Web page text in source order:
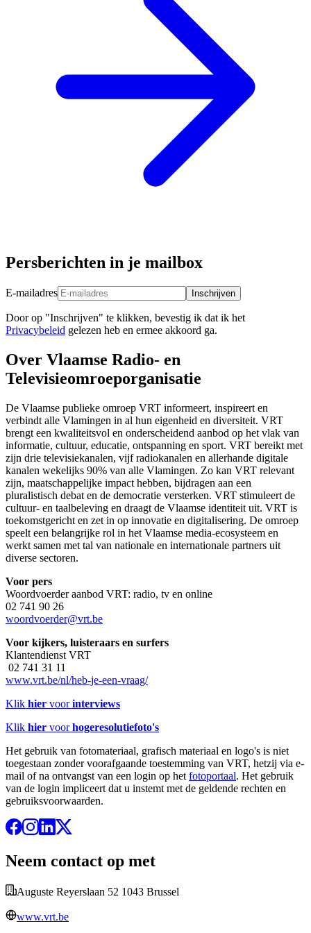
Persberichten in je mailbox
E-mailadres Inschrijven
Door op "Inschrijven" te klikken, bevestig ik dat ik het
Privacybeleid gelezen heb en ermee akkoord ga.
Over Vlaamse Radio- en
Televisieomroeporganisatie
De Vlaamse publieke omroep VRT informeert, inspireert en
verbindt alle Vlamingen in al hun eigenheid en diversiteit. VRT
brengt een kwaliteitsvol en onderscheidend aanbod op het vlak van
informatie, cultuur, educatie, ontspanning en sport. VRT bereikt met
zijn drie televisiekanalen, vijf radiokanalen en allerhande digitale
kanalen wekelijks 90% van alle Vlamingen. Zo kan VRT relevant
zijn, maatschappelijke impact hebben, bijdragen aan een
pluralistisch debat en de democratie versterken. VRT stimuleert de
cultuur- en taalbeleving en draagt de Vlaamse identiteit uit. VRT is
toekomstgericht en zet in op innovatie en digitalisering. De omroep
speelt een belangrijke rol in het Vlaamse media-ecosysteem en
werkt samen met tal van nationale en internationale partners uit
diverse sectoren.
Voor pers
Woordvoerder aanbod VRT: radio, tv en online
02 741 90 26
woordvoerder@vrt.be
Voor kijkers, luisteraars en surfers
Klantendienst VRT
02 741 31 11
www.vrt.be/nl/heb-je-een-vraag/
Klik hier voorinterviews
Klik hier voorhogeresolutiefoto's
Het gebruik van fotomateriaal, grafisch materiaal en logo's is niet
toegestaan zonder voorafgaande toestemming van VRT, hetzij via e-
mail of na ontvangst van een login op het fotoportaal. Het gebruik
van de login impliceert dat u instemt met de geldende rechten en
gebruiksvoorwaarden.
Neem contact op met
Auguste Reyerslaan 52 1043 Brussel
www.vrt.be